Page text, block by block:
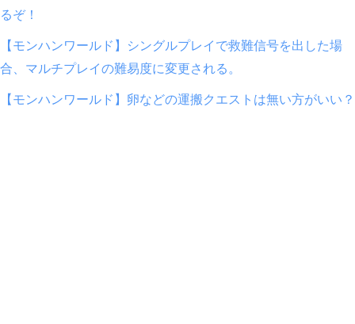
るぞ！
【モンハンワールド】シングルプレイで救難信号を出した場
合、マルチプレイの難易度に変更される。
【モンハンワールド】卵などの運搬クエストは無い方がいい？